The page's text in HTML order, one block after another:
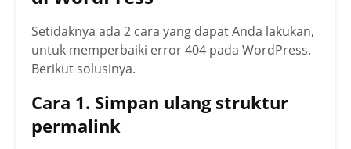
Setidaknya ada 2 cara yang dapat Anda lakukan,
untuk memperbaiki error 404 pada WordPress.
Berikut solusinya.
Cara 1. Simpan ulang struktur
permalink